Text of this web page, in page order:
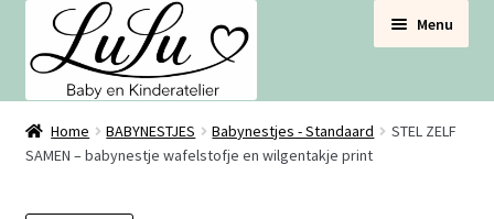
door
naar
navigatie
naar
de
inhoud
Menu
BABYNESTJES
Home BABYNESTJES Babynestjes - Standaard
STEL ZELF
SAMEN – babynestje wafelstofje en wilgentakje print